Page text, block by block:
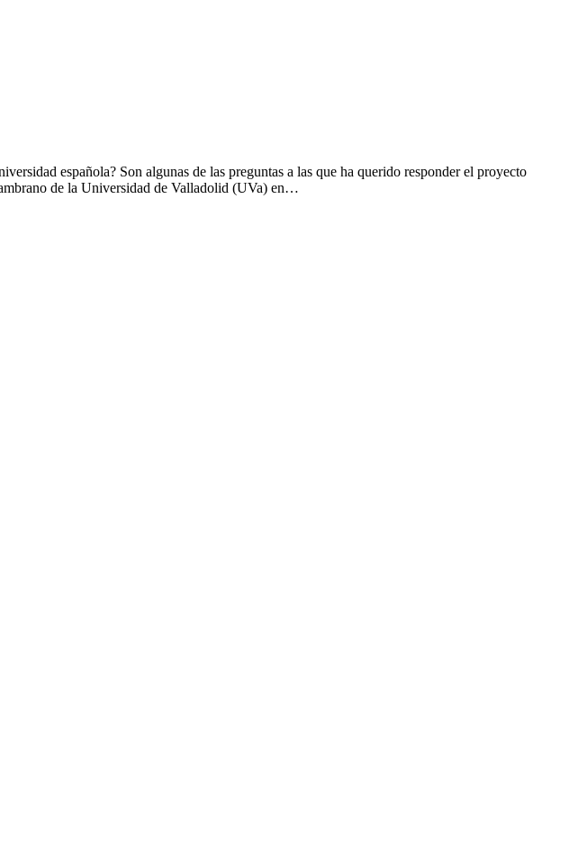
española? Son algunas de las preguntas a las que ha querido responder el proyecto
de la Universidad de Valladolid (UVa) en…